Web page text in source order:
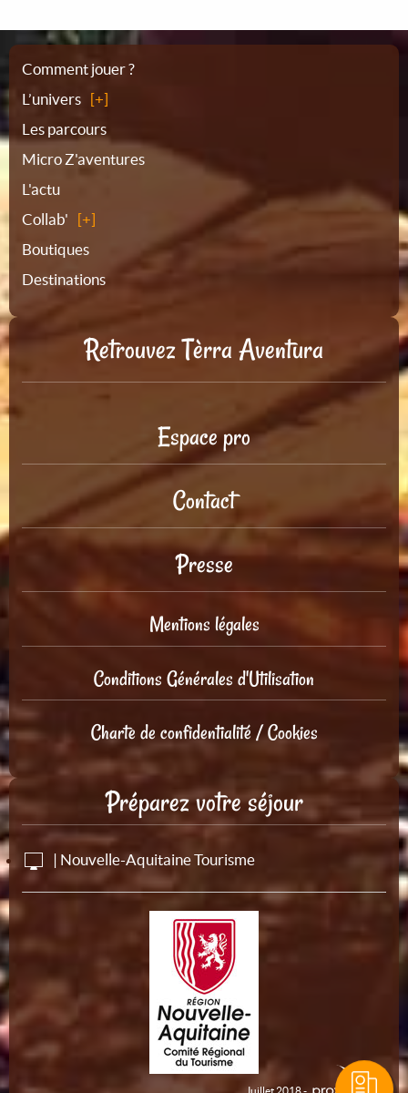
Plan
du
site
Comment jouer ?
L’univers
Les parcours
Micro Z'aventures
L'actu
Collab'
Boutiques
Destinations
Retrouvez Tèrra Aventura
Espace pro
Contact
Presse
Mentions légales
Conditions Générales d'Utilisation
Charte de confidentialité / Cookies
Préparez votre séjour
| Nouvelle-Aquitaine Tourisme